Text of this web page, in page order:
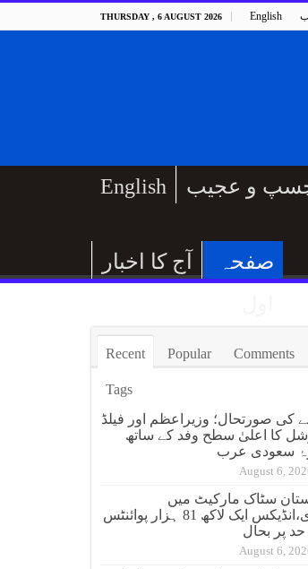
THURSDAY , 6 AUGUST 2026 English
English و عجیب
آج کا اخبار
صفحہ
Recent Popular Comments
Tags
کی صورتحال؛ وزیراعظم اور فیلڈ
کا اعلیٰ سطح وفد کے ساتھ
سعودی عرب
August 6,
سٹاک مارکیٹ میں
تیزی،انڈیکس ایک لاکھ 81 ہزار پوائنٹس
پر بحال
August 6,